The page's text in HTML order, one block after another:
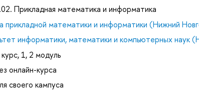
Прикладная математика и информатика
прикладной математики и информатики (Нижний
информатики, математики и компьютерных наук
1, 2 модуль
онлайн-курса
своего кампуса